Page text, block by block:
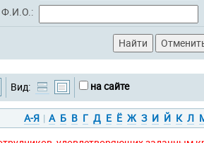
Ф.И.О.:
Вид: на сайте
А-Я | А Б В Г Д Е Ё Ж З И Й К Л